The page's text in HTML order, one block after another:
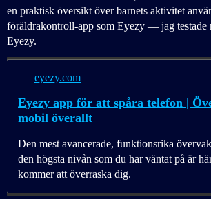
en praktisk översikt över barnets aktivitet
föräldrakontroll-app som Eyezy — jag testade
Eyezy.
eyezy.com
Eyezy app för att spåra telefon |
mobil överallt
Den mest avancerade, funktionsrika
den högsta nivån som du har väntat på är
kommer att överraska dig.